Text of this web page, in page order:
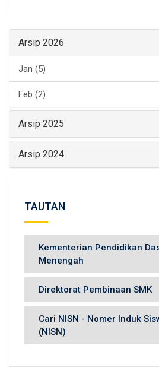
Arsip 2026
Jan (5)
Feb (2)
Arsip 2025
Arsip 2024
TAUTAN
Kementerian Pendidikan
Menengah
Direktorat Pembinaan SMK
Cari NISN - Nomer Induk
(NISN)